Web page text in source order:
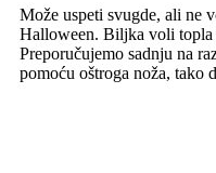
Može uspeti svugde, ali ne
Halloween. Biljka voli topla
Preporučujemo sadnju na
pomoću oštroga noža, tako